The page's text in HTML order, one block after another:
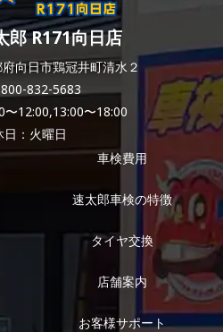
郎 R171向日店
向日市鶏冠井町清水２
832-5683
〜12:00,13:00〜18:00
日：火曜日
車検費用
速太郎車検の特徴
タイヤ交換
店舗案内
お客様サポート